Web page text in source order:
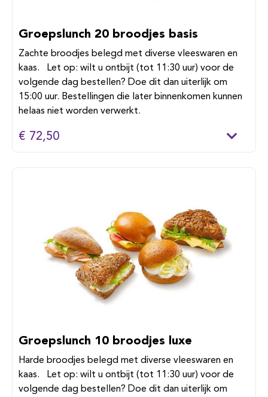
Groepslunch 20 broodjes basis
Zachte broodjes belegd met diverse vleeswaren en
kaas. Let op: wilt u ontbijt (tot 11:30 uur) voor de
volgende dag bestellen? Doe dit dan uiterlijk om
15:00 uur. Bestellingen die later binnenkomen kunnen
helaas niet worden verwerkt.
€ 72,50
Groepslunch 10 broodjes luxe
Harde broodjes belegd met diverse vleeswaren en
kaas. Let op: wilt u ontbijt (tot 11:30 uur) voor de
volgende dag bestellen? Doe dit dan uiterlijk om